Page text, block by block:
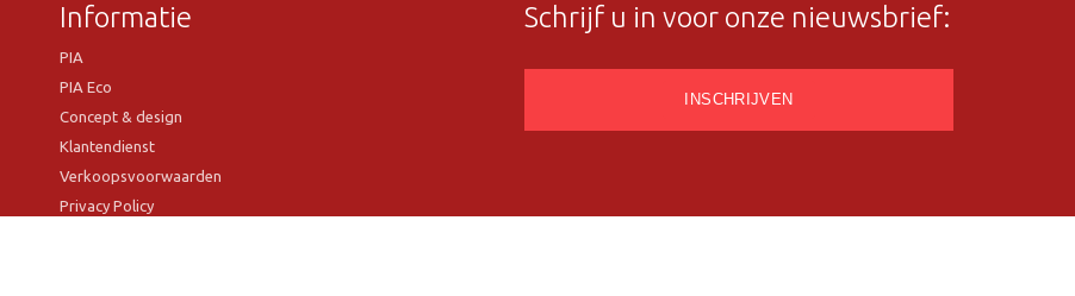
Informatie
PIA
PIA Eco
Concept & design
Klantendienst
Verkoopsvoorwaarden
Privacy Policy
Schrijf u in voor onze nieuwsbrief: